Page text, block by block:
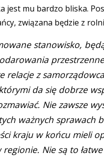
jest mu bardzo bliska.
związana będzie z
stanowisko,
relacje z
da się dobrze
Nie zawsze
ważnych sprawach
kraju w końcu mieli
Nie są to